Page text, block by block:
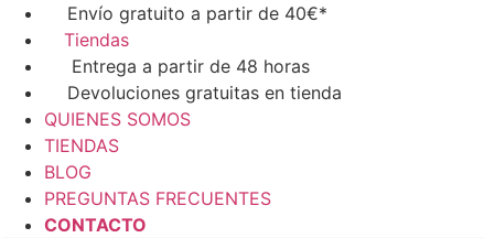
contenido
Envío gratuito a partir de 40€*
Tiendas
Entrega a partir de 48 horas
Devoluciones gratuitas en tienda
QUIENES SOMOS
TIENDAS
BLOG
PREGUNTAS FRECUENTES
CONTACTO